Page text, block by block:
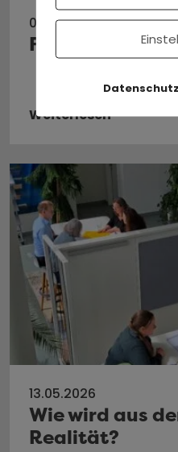
03.06.2026
Frieden ohne
Weiterlesen
13.05.2026
Wie wird aus
Realität?
Datenschutz